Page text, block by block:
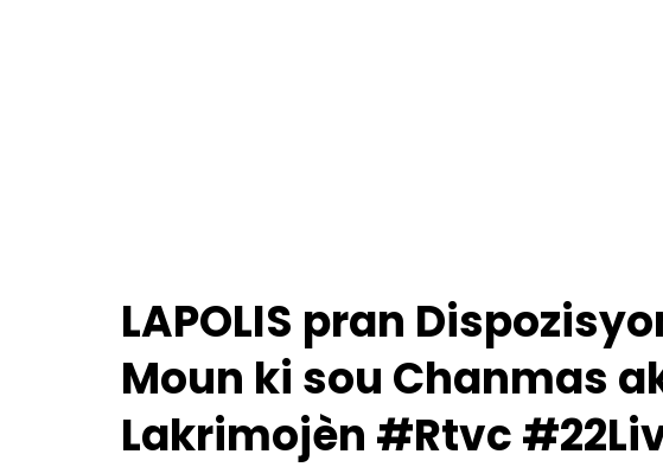
LAPOLIS pran
Moun ki sou Chanmas
Lakrimojèn #Rtvc